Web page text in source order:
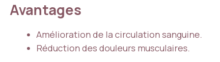
Avantages
Amélioration de la circulation sanguine.
Réduction des douleurs musculaires.